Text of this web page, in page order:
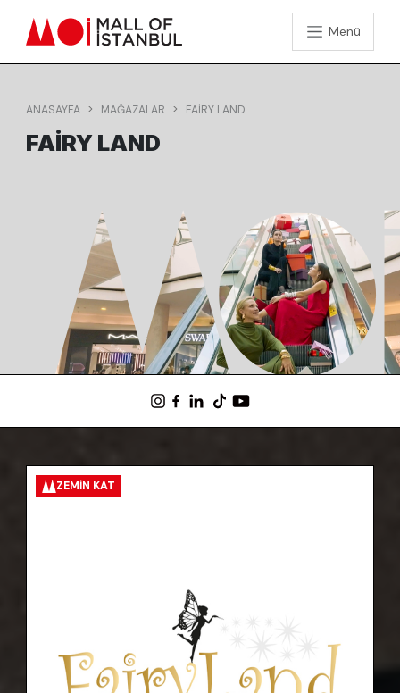
Menü
ANASAYFA MAĞAZALAR FAIRY LAND
FAIRY LAND
ZEMIN KAT